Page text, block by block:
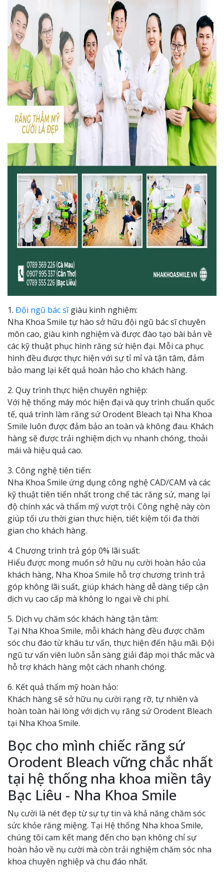
1. Đội ngũ bác sĩgiàu kinh nghiệm:
Nha Khoa Smile tự hào sở hữu đội ngũ bác sĩ chuyên
môn cao, giàu kinh nghiệm và được đào tạo bài bản về
các kỹ thuật phục hình răng sứ hiện đại. Mỗi ca phục
hình đều được thực hiện với sự tỉ mỉ và tận tâm, đảm
bảo mang lại kết quả hoàn hảo cho khách hàng.
2. Quy trình thực hiện chuyên nghiệp:
Với hệ thống máy móc hiện đại và quy trình chuẩn quốc
tế, quá trình làm răng sứ Orodent Bleach tại Nha Khoa
Smile luôn được đảm bảo an toàn và không đau. Khách
hàng sẽ được trải nghiệm dịch vụ nhanh chóng, thoải
mái và hiệu quả cao.
3. Công nghệ tiên tiến:
Nha Khoa Smile ứng dụng công nghệ CAD/CAM và các
kỹ thuật tiên tiến nhất trong chế tác răng sứ, mang lại
độ chính xác và thẩm mỹ vượt trội. Công nghệ này còn
giúp tối ưu thời gian thực hiện, tiết kiệm tối đa thời
gian cho khách hàng.
4. Chương trình trả góp 0% lãi suất:
Hiểu được mong muốn sở hữu nụ cười hoàn hảo của
khách hàng, Nha Khoa Smile hỗ trợ chương trình trả
góp không lãi suất, giúp khách hàng dễ dàng tiếp cận
dịch vụ cao cấp mà không lo ngại về chi phí.
5. Dịch vụ chăm sóc khách hàng tận tâm:
Tại Nha Khoa Smile, mỗi khách hàng đều được chăm
sóc chu đáo từ khâu tư vấn, thực hiện đến hậu mãi. Đội
ngũ tư vấn viên luôn sẵn sàng giải đáp mọi thắc mắc và
hỗ trợ khách hàng một cách nhanh chóng.
6. Kết quả thẩm mỹ hoàn hảo:
Khách hàng sẽ sở hữu nụ cười rạng rỡ, tự nhiên và
hoàn toàn hài lòng với dịch vụ răng sứ Orodent Bleach
tại Nha Khoa Smile.
Bọc cho mình chiếc răng sứ
Orodent Bleach vững chắc nhất
tại hệ thống nha khoa miền tây
Bạc Liêu - Nha Khoa Smile
Nụ cười là nét đẹp từ sự tự tin và khả năng chăm sóc
sức khỏe răng miệng. Tại Hệ thống Nha khoa Smile,
chúng tôi cam kết mang đến cho bạn không chỉ sự
hoàn hảo về nụ cười mà còn trải nghiệm chăm sóc nha
khoa chuyên nghiệp và chu đáo nhất.